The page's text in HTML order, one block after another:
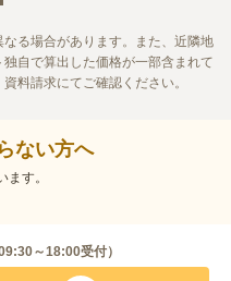
る場合があります。また、近隣地
自で算出した価格が一部含まれて
料請求にてご確認ください。
ない方へ
す。
～18:00受付）